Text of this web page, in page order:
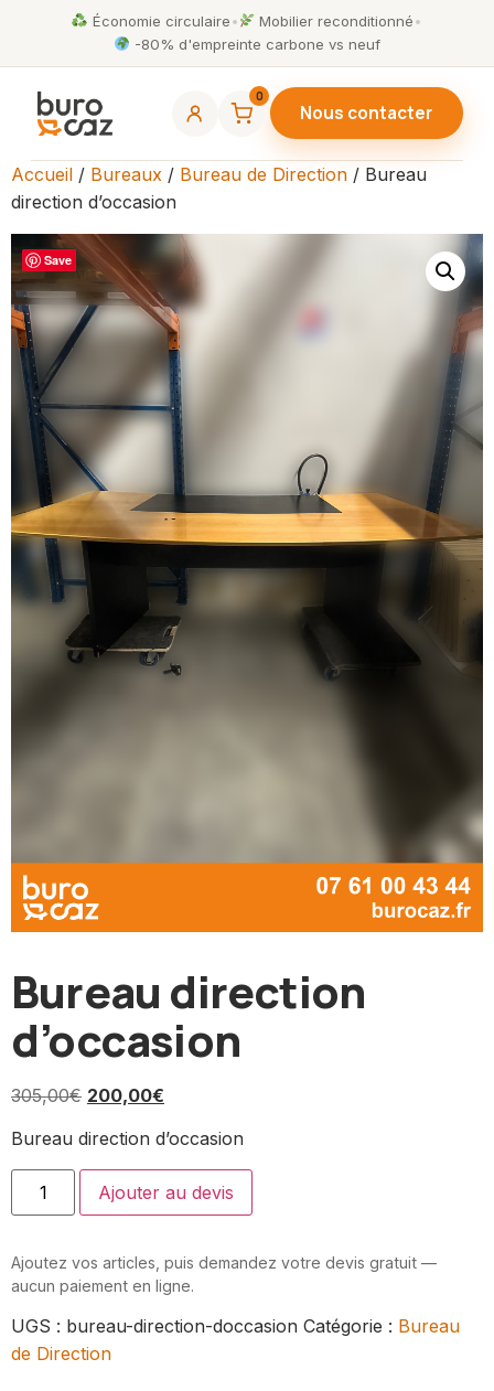
Économie circulaire• Mobilier reconditionné•
-80% d'empreinte carbone vs neuf
0
Nous contacter
Accueil / Bureaux / Bureau de Direction / Bureau
direction d’occasion
Save
Bureau direction
d’occasion
305,00€ 200,00€
Bureau direction d’occasion
Ajouter au devis
Ajoutez vos articles, puis demandez votre devis gratuit —
aucun paiement en ligne.
UGS : bureau-direction-doccasion Catégorie : Bureau
de Direction